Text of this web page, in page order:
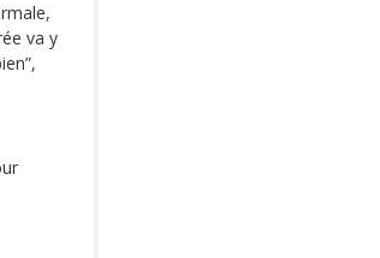
va y